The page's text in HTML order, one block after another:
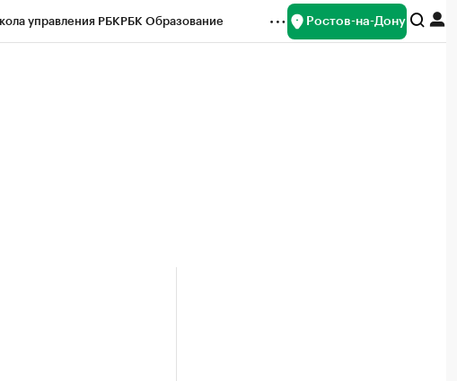
управления РБКРБК Образование Ростов-на-Дону